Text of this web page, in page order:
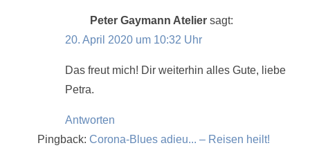
Peter Gaymann Atelier sagt:
20. April 2020 um 10:32 Uhr
Das freut mich! Dir weiterhin alles Gute, liebe
Petra.
Antworten
Pingback: Corona-Blues adieu... – Reisen heilt!